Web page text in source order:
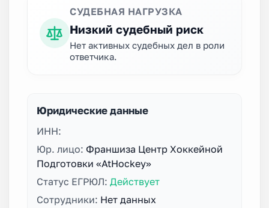
СУДЕБНАЯ НАГРУЗКА
Низкий судебный риск
Нет активных судебных дел в роли
ответчика.
Юридические данные
ИНН:
Юр. лицо: Франшиза Центр Хоккейной
Подготовки «AtHockey»
Статус ЕГРЮЛ: Действует
Сотрудники: Нет данных